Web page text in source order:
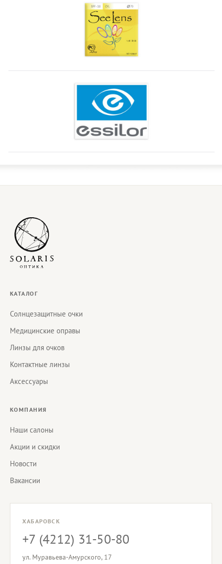
КАТАЛОГ
Солнцезащитные очки
Медицинские оправы
Линзы для очков
Контактные линзы
Аксессуары
КОМПАНИЯ
Наши салоны
Акции и скидки
Новости
Вакансии
ХАБАРОВСК
+7 (4212) 31-50-80
ул. Муравьева-Амурского, 17